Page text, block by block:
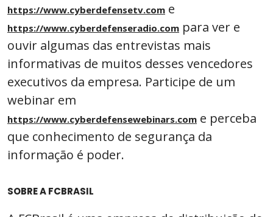
https://www.cyberdefensetv.com e
https://www.cyberdefenseradio.com para ver e
ouvir algumas das entrevistas mais
informativas de muitos desses vencedores
executivos da empresa. Participe de um
webinar em
https://www.cyberdefensewebinars.com e perceba
que conhecimento de segurança da
informação é poder.
SOBRE A FCBRASIL